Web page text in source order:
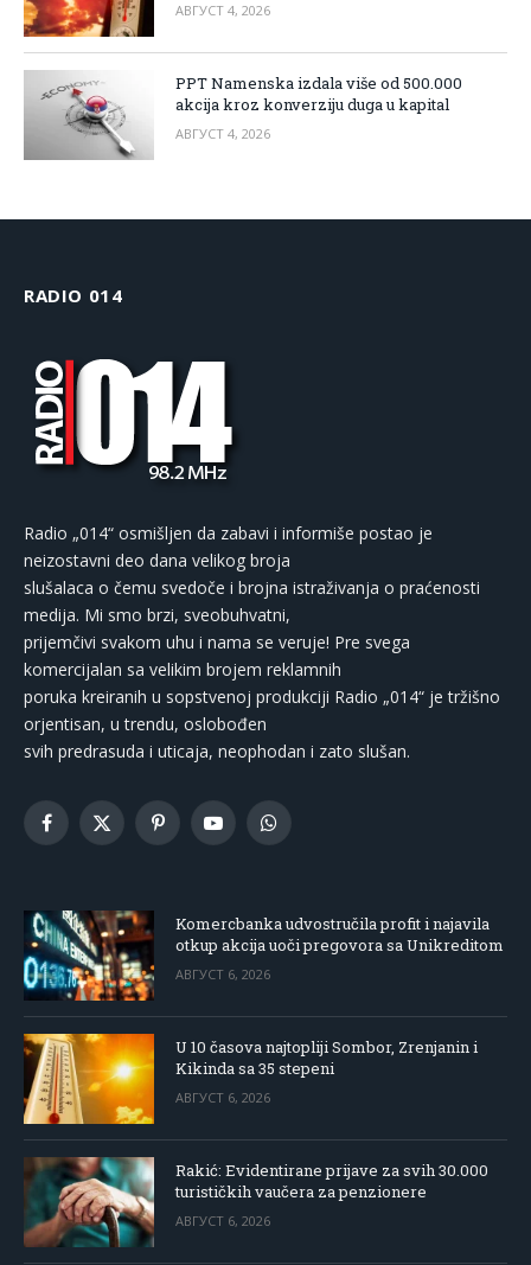
АВГУСТ 4, 2026
PPT Namenska izdala više od 500.000
akcija kroz konverziju duga u kapital
АВГУСТ 4, 2026
RADIO 014
Radio „014“ osmišljen da zabavi i informiše postao je
neizostavni deo dana velikog broja
slušalaca o čemu svedoče i brojna istraživanja o praćenosti
medija. Mi smo brzi, sveobuhvatni,
prijemčivi svakom uhu i nama se veruje! Pre svega
komercijalan sa velikim brojem reklamnih
poruka kreiranih u sopstvenoj produkciji Radio „014“ je tržišno
orjentisan, u trendu, oslobođen
svih predrasuda i uticaja, neophodan i zato slušan.
Facebook
X
PinterestYouTubeWhatsApp
Komercbanka udvostručila profit i najavila
otkup akcija uoči pregovora sa Unikreditom
АВГУСТ 6, 2026
U 10 časova najtopliji Sombor, Zrenjanin i
Kikinda sa 35 stepeni
АВГУСТ 6, 2026
Rakić: Evidentirane prijave za svih 30.000
turističkih vaučera za penzionere
АВГУСТ 6, 2026